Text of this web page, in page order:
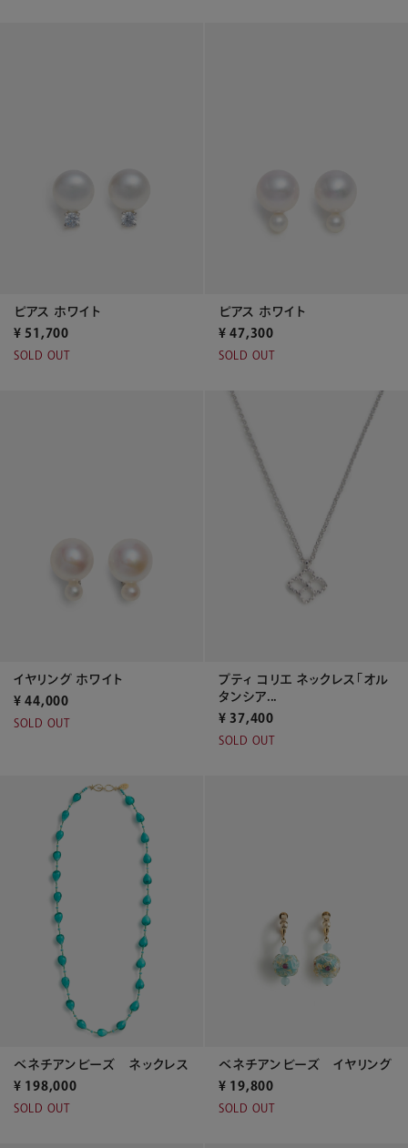
ピアス ホワイト
¥ 51,700
SOLD OUT
ピアス ホワイト
¥ 47,300
SOLD OUT
イヤリング ホワイト
¥ 44,000
SOLD OUT
プティ コリエ ネックレス「オル
タンシア...
¥ 37,400
SOLD OUT
ベネチアンビーズ ネックレス
¥ 198,000
SOLD OUT
ベネチアンビーズ イヤリング
¥ 19,800
SOLD OUT